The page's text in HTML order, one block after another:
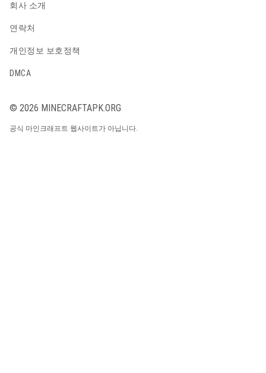
회사 소개
연락처
개인정보 보호정책
DMCA
© 2026 MINECRAFTAPK.ORG
공식 마인크래프트 웹사이트가 아닙니다.